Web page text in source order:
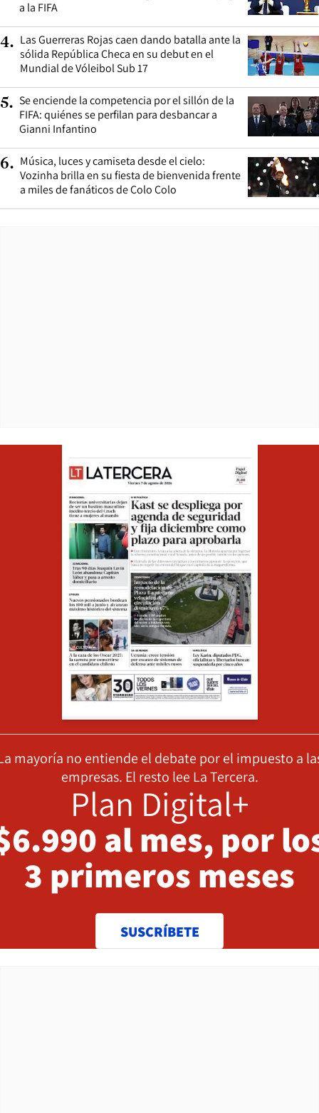
a la FIFA
4. Las Guerreras Rojas caen dando batalla ante la
sólida República Checa en su debut en el
Mundial de Vóleibol Sub 17
5. Se enciende la competencia por el sillón de la
FIFA: quiénes se perfilan para desbancar a
Gianni Infantino
6. Música, luces y camiseta desde el cielo:
Vozinha brilla en su fiesta de bienvenida frente
a miles de fanáticos de Colo Colo
mayoría no entiende el debate por el impuesto a
empresas. El resto lee La Tercera.
Plan Digital+
al mes, por
3 primeros meses
SUSCRÍBETE